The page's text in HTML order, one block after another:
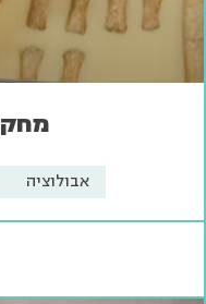
אבולוציה